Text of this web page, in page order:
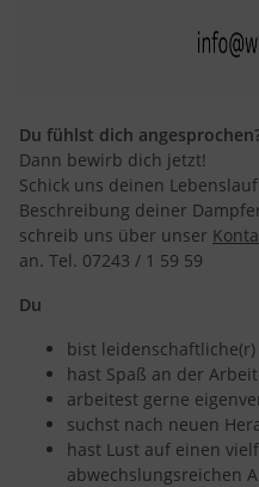
Du fühlst dich
Dann bewirb dich jetzt!
Schick uns deinen
Beschreibung deiner
schreib uns über unser
an. Tel. 07243 / 1 59 59
Du
bist
hast Spaß an der
arbeitest gerne
suchst nach neuen
hast Lust auf einen
abwechslungsreichen